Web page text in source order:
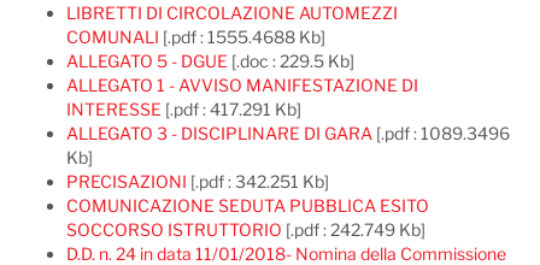
LIBRETTI DI CIRCOLAZIONE AUTOMEZZI
COMUNALI [.pdf : 1555.4688 Kb]
ALLEGATO 5 - DGUE [.doc : 229.5 Kb]
ALLEGATO 1 - AVVISO MANIFESTAZIONE DI
INTERESSE [.pdf : 417.291 Kb]
ALLEGATO 3 - DISCIPLINARE DI GARA [.pdf : 1089.3496
Kb]
PRECISAZIONI [.pdf : 342.251 Kb]
COMUNICAZIONE SEDUTA PUBBLICA ESITO
SOCCORSO ISTRUTTORIO [.pdf : 242.749 Kb]
D.D. n. 24 in data 11/01/2018- Nomina della Commissione